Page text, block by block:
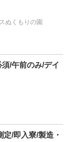
ぬくもりの園
/午前のみ/デイ
定/即入寮/製造・